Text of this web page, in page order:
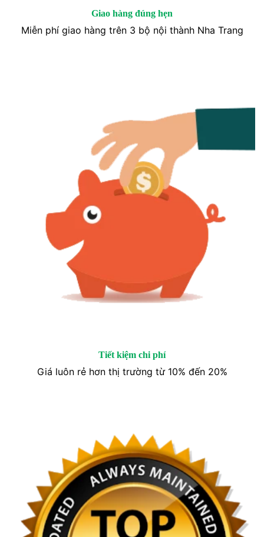
Giao hàng đúng hẹn
Miễn phí giao hàng trên 3 bộ nội thành Nha Trang
Tiết kiệm chi phí
Giá luôn rẻ hơn thị trường từ 10% đến 20%